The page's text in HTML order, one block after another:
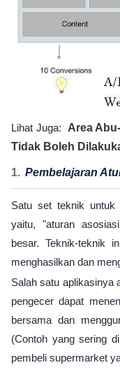
Lihat Juga: Area
Tidak Boleh
Pembelajaran
Satu set teknik untuk
yaitu, "aturan
besar. Teknik-teknik
menghasilkan dan
Salah satu aplikasinya
pengecer dapat
bersama dan
(Contoh yang sering
pembeli supermarket